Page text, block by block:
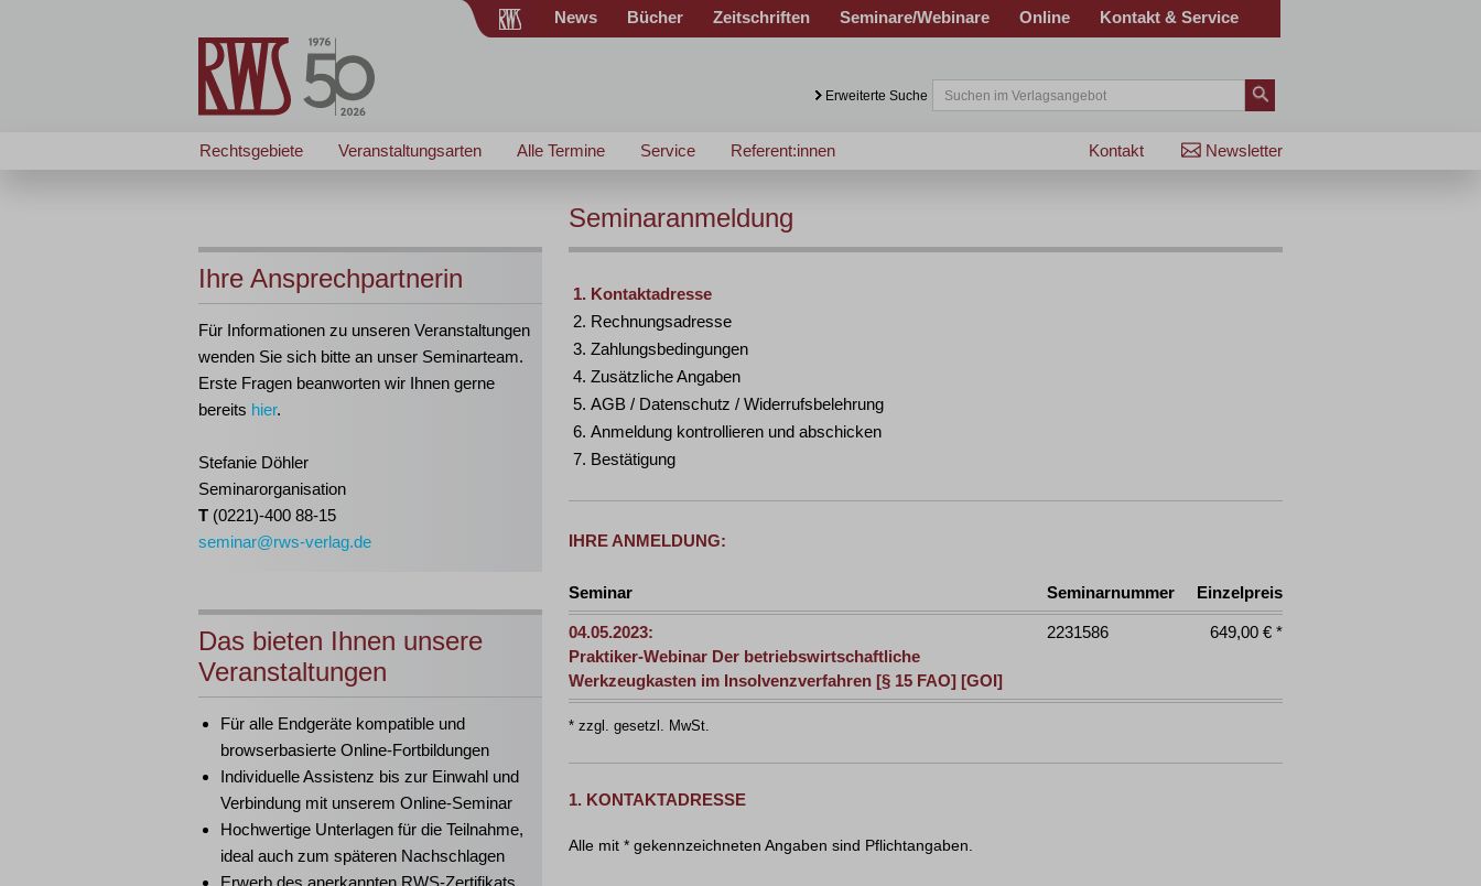
News Bücher Zeitschriften Seminare/Webinare Online Kontakt & Service
Erweiterte Suche
Rechtsgebiete Veranstaltungsarten Alle Termine Service Referent:innen Newsletter
Kontakt
Ihre Ansprechpartnerin
Für Informationen zu unseren Veranstaltungen
wenden Sie sich bitte an unser Seminarteam.
Erste Fragen beanworten wir Ihnen gerne
bereits hier.
Stefanie Döhler
Seminarorganisation
T (0221)-400 88-15
seminar@rws-verlag.de
Das bieten Ihnen unsere
Veranstaltungen
Für alle Endgeräte kompatible und
browserbasierte Online-Fortbildungen
Individuelle Assistenz bis zur Einwahl und
Verbindung mit unserem Online-Seminar
Hochwertige Unterlagen für die Teilnahme,
ideal auch zum späteren Nachschlagen
Erwerb des anerkannten RWS-Zertifikats
Seminaranmeldung
Kontaktadresse
Rechnungsadresse
Zahlungsbedingungen
Zusätzliche Angaben
AGB / Datenschutz / Widerrufsbelehrung
Anmeldung kontrollieren und abschicken
Bestätigung
IHRE ANMELDUNG:
Seminar Seminarnummer Einzelpreis
04.05.2023:
Praktiker-Webinar Der betriebswirtschaftliche
Werkzeugkasten im Insolvenzverfahren [§ 15 FAO] [GOI]
2231586 649,00 € *
* zzgl. gesetzl. MwSt.
1. KONTAKTADRESSE